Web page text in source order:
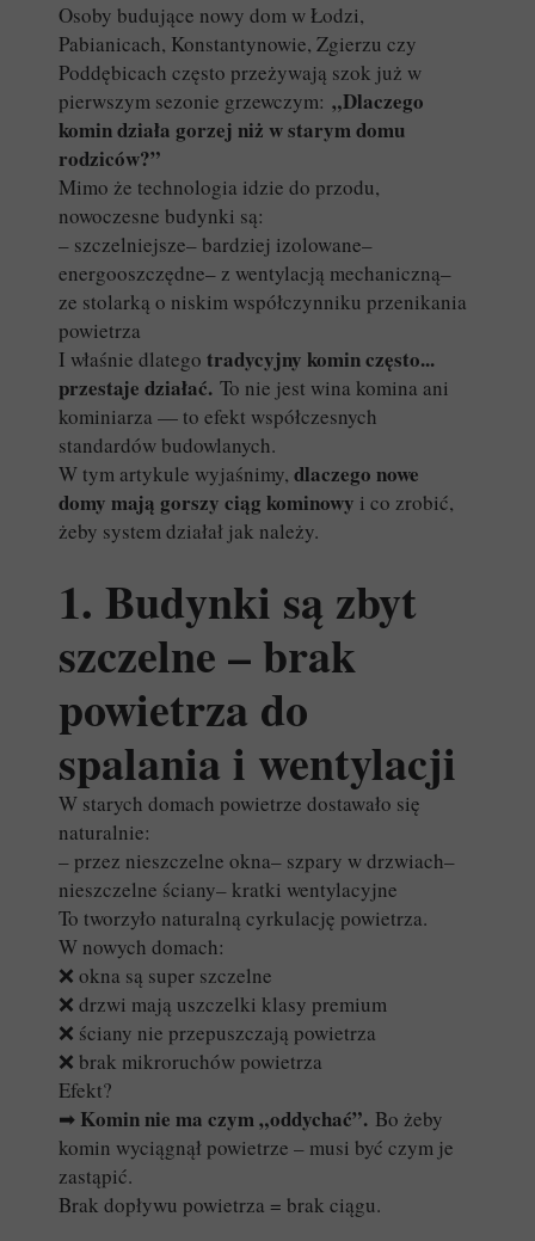
Osoby budujące nowy dom w Łodzi,
Pabianicach, Konstantynowie, Zgierzu czy
Poddębicach często przeżywają szok już w
pierwszym sezonie grzewczym: „Dlaczego
komin działa gorzej niż w starym domu
rodziców?”
Mimo że technologia idzie do przodu,
nowoczesne budynki są:
– szczelniejsze– bardziej izolowane–
energooszczędne– z wentylacją mechaniczną–
ze stolarką o niskim współczynniku przenikania
powietrza
I właśnie dlatego tradycyjny komin często...
przestaje działać. To nie jest wina komina ani
kominiarza — to efekt współczesnych
standardów budowlanych.
W tym artykule wyjaśnimy, dlaczego nowe
domy mają gorszy ciąg kominowy i co zrobić,
żeby system działał jak należy.
1. Budynki są zbyt
szczelne – brak
powietrza do
spalania i wentylacji
W starych domach powietrze dostawało się
naturalnie:
– przez nieszczelne okna– szpary w drzwiach–
nieszczelne ściany– kratki wentylacyjne
To tworzyło naturalną cyrkulację powietrza.
W nowych domach:
❌ okna są super szczelne
❌ drzwi mają uszczelki klasy premium
❌ ściany nie przepuszczają powietrza
❌ brak mikroruchów powietrza
Efekt?
➡ Komin nie ma czym „oddychać”. Bo żeby
komin wyciągnął powietrze – musi być czym je
zastąpić.
Brak dopływu powietrza = brak ciągu.